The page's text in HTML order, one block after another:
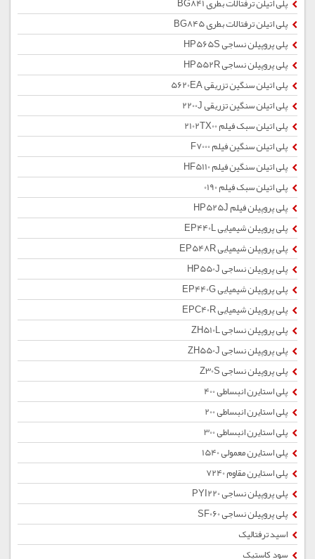
پلی اتیلن ترفتالات بطری BG845
پلی پروپیلن نساجی HP565S
پلی پروپیلن نساجی HP552R
پلی اتیلن سنگین تزریقی 5620EA
پلی اتیلن سنگین تزریقی 2200J
پلی اتیلن سبک فیلم 2102TX00
پلی اتیلن سنگین فیلم F7000
پلی اتیلن سنگین فیلم HF5110
پلی اتیلن سبک فیلم 0190
پلی پروپیلن فیلم HP525J
پلی پروپیلن شیمیایی EP440L
پلی پروپیلن شیمیایی EP548R
پلی پروپیلن نساجی HP550J
پلی پروپیلن شیمیایی EP440G
پلی پروپیلن شیمیایی EPC40R
پلی پروپیلن نساجی ZH510L
پلی پروپیلن نساجی ZH550J
پلی پروپیلن نساجی Z30S
پلی استایرن انبساطی 400
پلی استایرن انبساطی 200
پلی استایرن انبساطی 300
پلی استایرن معمولی 1540
پلی استایرن مقاوم 7240
پلی پروپیلن نساجی PYI220
پلی پروپیلن نساجی SF060
اسید ترفتالیک
سود کاستیک